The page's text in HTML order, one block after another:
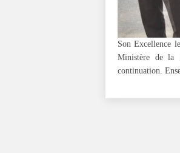
Son Excellence
Ministère de la
continuation.